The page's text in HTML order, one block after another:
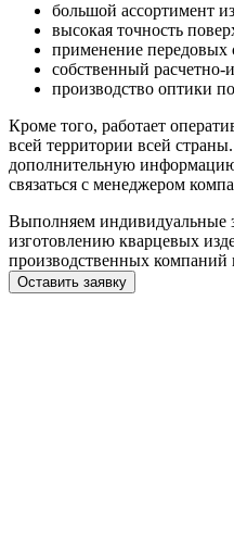
большой ассортимент
высокая точность
применение передовых
собственный расчетно-
производство оптики
Кроме того, работает
всей территории всей
дополнительную информацию
связаться с менеджером
Выполняем индивидуальные
изготовлению кварцевых
производственных компаний
Оставить заявку